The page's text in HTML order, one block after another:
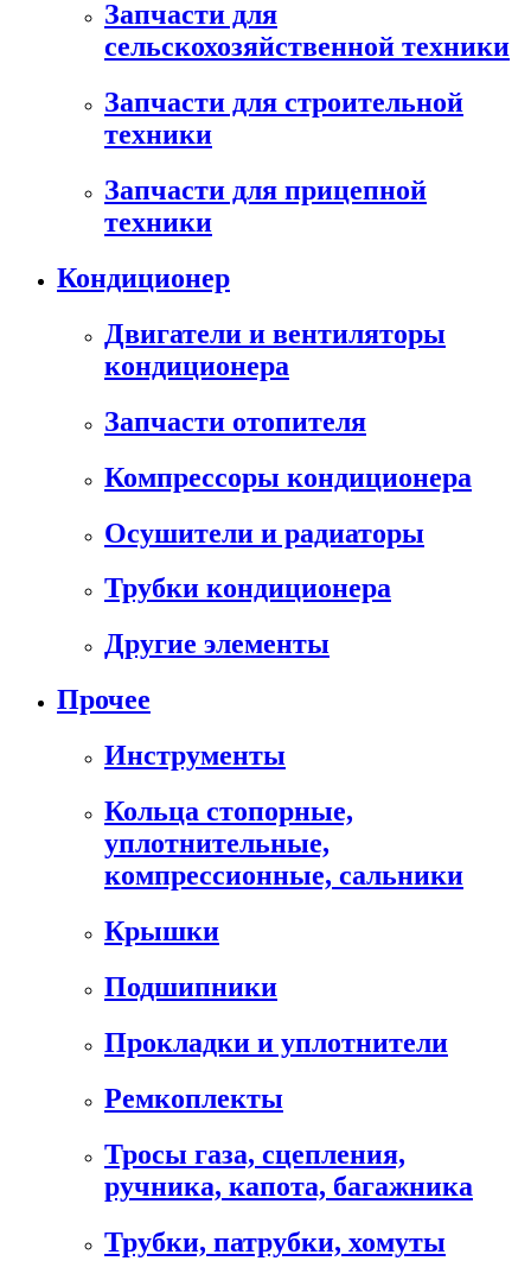
Запчасти для
сельскохозяйственной техники
Запчасти для строительной
техники
Запчасти для прицепной
техники
Кондиционер
Двигатели и вентиляторы
кондиционера
Запчасти отопителя
Компрессоры кондиционера
Осушители и радиаторы
Трубки кондиционера
Другие элементы
Прочее
Инструменты
Кольца стопорные,
уплотнительные,
компрессионные, сальники
Крышки
Подшипники
Прокладки и уплотнители
Ремкоплекты
Тросы газа, сцепления,
ручника, капота, багажника
Трубки, патрубки, хомуты